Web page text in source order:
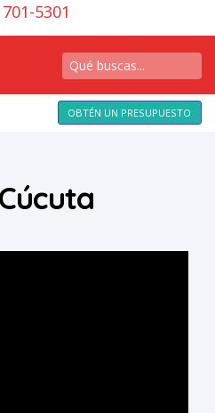
5301
OBTÉN UN PRESUPUESTO